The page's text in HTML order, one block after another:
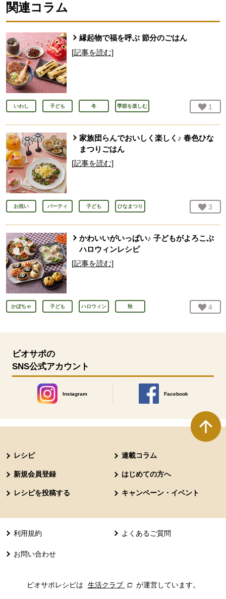
関連コラム
縁起物で福を呼ぶ 節分のごはん
[記事を読む]
いわし 子ども 冬 季節を楽しむ お気
1
家族団らんでおいしく楽しく♪ 春色ひな
まつりごはん
[記事を読む]
お祝い パーティ 子ども ひなまつり お気
3
かわいいがいっぱい♪ 子どもがよろこぶ
ハロウィンレシピ
[記事を読む]
かぼちゃ 子ども ハロウィン 秋 お気
4
ビオサポの
SNS公式アカウント
Instagram
別のウィンドウで開きます。
Facebook
別のウィンドウで開きます
レシピ 連載コラム
新規会員登録 はじめての方へ
レシピを投稿する キャンペーン・イベント
利用規約 よくあるご質問
お問い合わせ
ビオサポレシピは 生活クラブ 別のウィンドウで開きます。
が運営しています。